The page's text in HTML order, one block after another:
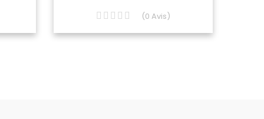
(0 Avis)